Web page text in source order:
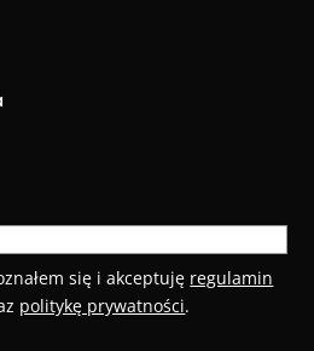
się i akceptuję regulamin
politykę prywatności.